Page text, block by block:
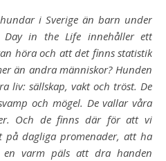
i Sverige än barn under
Day in the Life innehåller ett
höra och att det finns statistik
än andra människor? Hunden
liv: sällskap, vakt och tröst. De
och mögel. De vallar våra
Och de finns där för att vi
på dagliga promenader, att ha
varm päls att dra handen